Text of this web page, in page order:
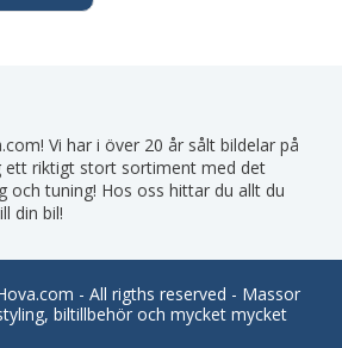
Vi har i över 20 år sålt bildelar på
ett riktigt stort sortiment med det
och tuning! Hos oss hittar du allt du
din bil!
- All rigths reserved - Massor
biltillbehör och mycket mycket